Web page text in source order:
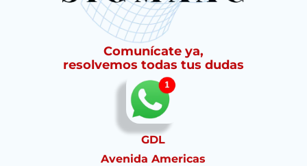
Comunícate ya,
resolvemos todas tus dudas
GDL
Avenida Americas